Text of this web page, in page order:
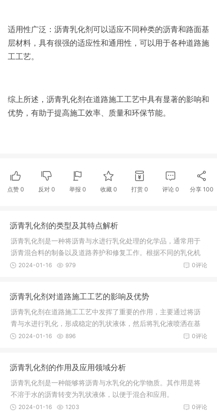
适用性广泛：沥青乳化剂可以适应不同种类的沥青和路面基
层材料，具有很强的适应性和通用性，可以用于各种道路施
工工艺。
综上所述，沥青乳化剂在道路施工工艺中具有显著的影响和
优势，有助于提高施工效率、质量和环保节能。
点赞 0 反对 0 举报 0 收藏 0 打赏 0 评论 0 分享 100
沥青乳化剂的类型及其特点解析
沥青乳化剂是一种将沥青与水进行乳化处理的化学品，通常用于
沥青混合料的制备以及道路养护和修复工作。根据不同的乳化机
理和应用场景，沥青乳化剂可以分为以下几种类型：
0评论
2024-01-16 979
沥青乳化剂对道路施工工艺的影响及优势
沥青乳化剂在道路施工工艺中发挥了重要的作用，主要通过将沥
青与水进行乳化，形成稳定的乳状液体，然后将乳化液喷洒在基
层路面上进行施工。沥青乳化剂对道路施工工艺的影响和优势如
0评论
2024-01-16 896
沥青乳化剂的作用及应用领域分析
沥青乳化剂是一种能够将沥青与水乳化的化学物质。其作用是将
不溶于水的沥青转变为乳状液体，以便于混合和应用。
0评论
2024-01-16 1203